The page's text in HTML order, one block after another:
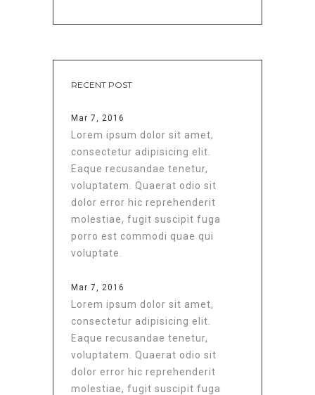
RECENT POST
Mar 7, 2016
Lorem ipsum dolor sit amet,
consectetur adipisicing elit.
Eaque recusandae tenetur,
voluptatem. Quaerat odio sit
dolor error hic reprehenderit
molestiae, fugit suscipit fuga
porro est commodi quae qui
voluptate.
Mar 7, 2016
Lorem ipsum dolor sit amet,
consectetur adipisicing elit.
Eaque recusandae tenetur,
voluptatem. Quaerat odio sit
dolor error hic reprehenderit
molestiae, fugit suscipit fuga